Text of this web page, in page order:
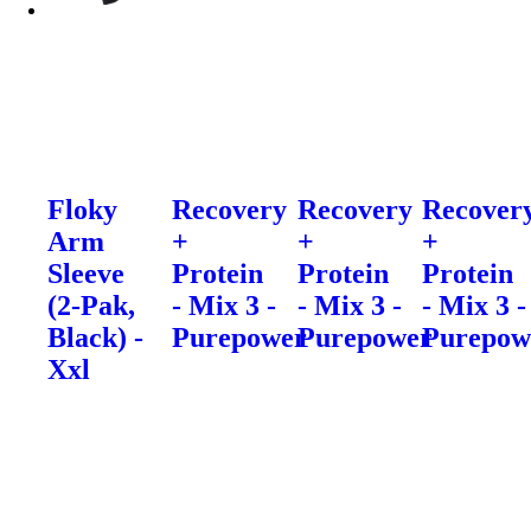
Floky
Arm
Sleeve
(2-Pak,
Black) -
Xxl
Recovery
+
Protein
- Mix 3 -
Purepower
Recovery
+
Protein
- Mix 3 -
Purepower
+
Protein
- Mix 3 -